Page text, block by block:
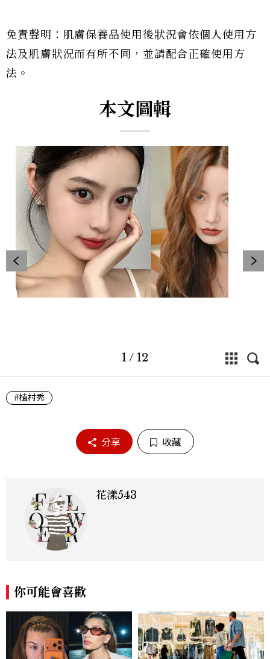
免責聲明：肌膚保養品使用後狀況會依個人使用方
法及肌膚狀況而有所不同，並請配合正確使用方
法。
本文圖輯
1 / 12
#植村秀
分享 收藏
花漾543
你可能會喜歡